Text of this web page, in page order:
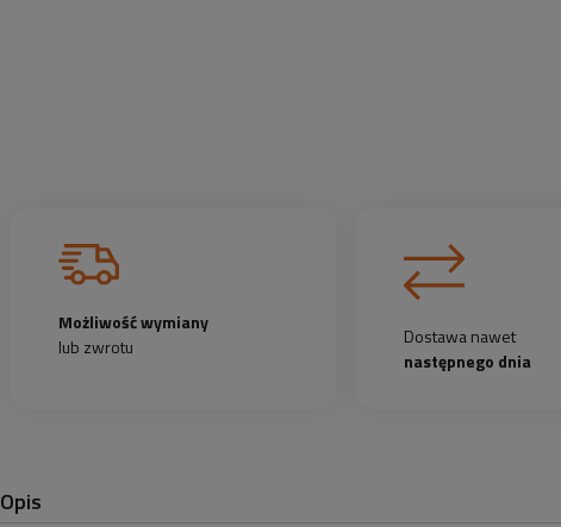
Możliwość wymiany
lub zwrotu
Dostawa nawet
następnego dnia
Opis